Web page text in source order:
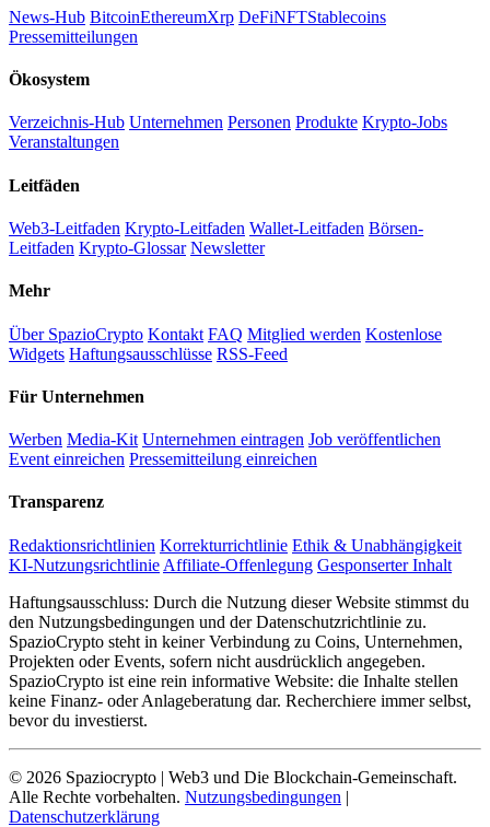
News-Hub BitcoinEthereumXrp DeFiNFTStablecoins
Pressemitteilungen
Ökosystem
Verzeichnis-Hub Unternehmen Personen Produkte Krypto-Jobs
Veranstaltungen
Leitfäden
Web3-Leitfaden Krypto-Leitfaden Wallet-Leitfaden Börsen-
Leitfaden Krypto-Glossar Newsletter
Mehr
Über SpazioCrypto Kontakt FAQ Mitglied werden Kostenlose
Widgets Haftungsausschlüsse RSS-Feed
Für Unternehmen
Werben Media-Kit Unternehmen eintragen Job veröffentlichen
Event einreichen Pressemitteilung einreichen
Transparenz
Redaktionsrichtlinien Korrekturrichtlinie Ethik & Unabhängigkeit
KI-Nutzungsrichtlinie Affiliate-Offenlegung Gesponserter Inhalt
Haftungsausschluss: Durch die Nutzung dieser Website stimmst du
den Nutzungsbedingungen und der Datenschutzrichtlinie zu.
SpazioCrypto steht in keiner Verbindung zu Coins, Unternehmen,
Projekten oder Events, sofern nicht ausdrücklich angegeben.
SpazioCrypto ist eine rein informative Website: die Inhalte stellen
keine Finanz- oder Anlageberatung dar. Recherchiere immer selbst,
bevor du investierst.
© 2026 Spaziocrypto | Web3 und Die Blockchain-Gemeinschaft.
Alle Rechte vorbehalten. Nutzungsbedingungen |
Datenschutzerklärung